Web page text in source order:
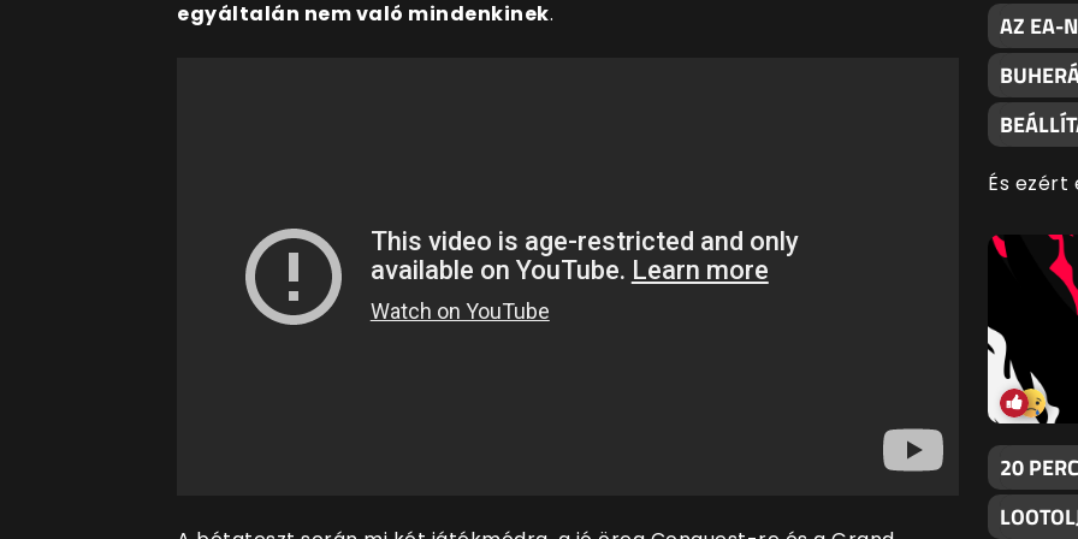
egyáltalán nem való mindenkinek.
AZ EA-
És
20